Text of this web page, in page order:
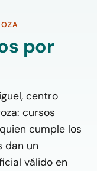
por
centro
cursos
cumple los
dan un
válido en